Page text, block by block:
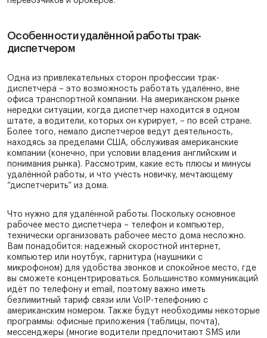
Особенности удалённой работы трак-
диспетчером
Одна из привлекательных сторон профессии трак-
диспетчера – это возможность работать удалённо, вне
офиса транспортной компании. На американском рынке
нередки ситуации, когда диспетчер находится в одном
штате, а водители, которых он курирует, – по всей стране.
Более того, немало диспетчеров ведут деятельность,
находясь за пределами США, обслуживая американские
компании (конечно, при условии владения английским и
понимания рынка). Рассмотрим, какие есть плюсы и минусы
удалённой работы, и что учесть новичку, мечтающему
“диспетчерить” из дома.
Что нужно для удалённой работы. Поскольку основное
рабочее место диспетчера – телефон и компьютер,
технически организовать рабочее место дома несложно.
Вам понадобится: надежный скоростной интернет,
компьютер или ноутбук, гарнитура (наушники с
микрофоном) для удобства звонков и спокойное место, где
вы сможете концентрироваться. Большинство коммуникаций
идёт по телефону и email, поэтому важно иметь
безлимитный тариф связи или VoIP-телефонию с
американским номером. Также будут необходимы некоторые
программы: офисные приложения (таблицы, почта),
мессенджеры (многие водители предпочитают SMS или